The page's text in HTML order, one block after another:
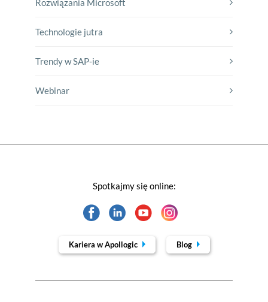
Rozwiązania Microsoft
Technologie jutra
Trendy w SAP-ie
Webinar
Spotkajmy się online:
Kariera w Apollogic Blog